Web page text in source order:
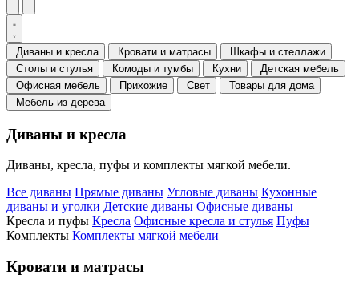
Диваны и кресла Кровати и матрасы
Шкафы и стеллажи
Столы и стулья
Комоды и тумбы Кухни
Детская мебель
Офисная мебель
Прихожие Свет
Товары для дома
Мебель из дерева
Диваны и кресла
Диваны, кресла, пуфы и комплекты мягкой мебели.
Все диваны Прямые диваны Угловые диваны Кухонные
диваны и уголки Детские диваны Офисные диваны
Кресла и пуфы Кресла Офисные кресла и стулья Пуфы
Комплекты Комплекты мягкой мебели
Кровати и матрасы